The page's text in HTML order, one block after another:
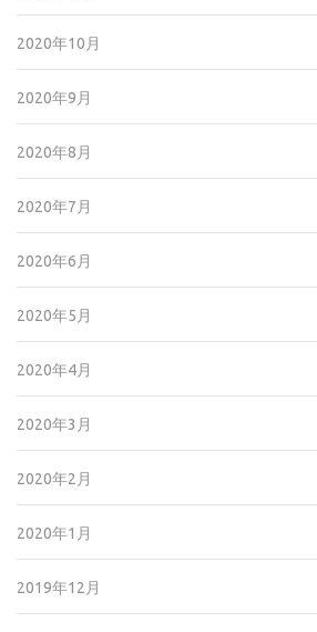
2020年10月
2020年9月
2020年8月
2020年7月
2020年6月
2020年5月
2020年4月
2020年3月
2020年2月
2020年1月
2019年12月